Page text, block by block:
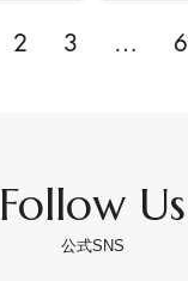
2 3 … 6
Follow Us
公式SNS